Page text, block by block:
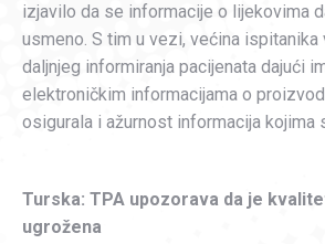
izjavilo da se informacije o lijekovima
usmeno. S tim u vezi, većina ispitanika
daljnjeg informiranja pacijenata dajući
elektroničkim informacijama o
osigurala i ažurnost informacija kojima
Turska: TPA upozorava da je
ugrožena